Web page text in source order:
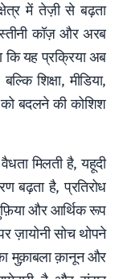
में तेज़ी से बढ़ता
कॉज़ और अरब
कि यह प्रक्रिया अब
शिक्षा, मीडिया,
बदलने की कोशिश
मिलती है, यहूदी
बढ़ता है, प्रतिरोध
और आर्थिक रूप
ज़ायोनी सोच थोपने
मुक़ाबला क़ानून और